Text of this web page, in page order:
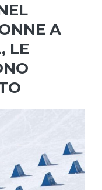
A
LE